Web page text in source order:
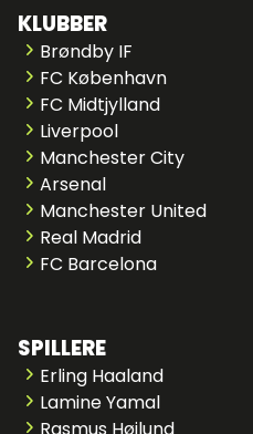
KLUBBER
Brøndby IF
FC København
FC Midtjylland
Liverpool
Manchester City
Arsenal
Manchester United
Real Madrid
FC Barcelona
SPILLERE
Erling Haaland
Lamine Yamal